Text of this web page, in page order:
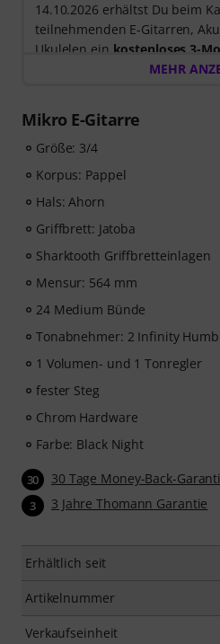
14.10.2026 erhältst Du beim
teilnehmenden E-Gitarren,
Ukulelen ein kostenloses 3-
einen Onlinekurs von
zugesendet. Das music2me
automatisch.
Music2Me, dein Online-
pädagogischen Konzept von
Ausgezeichnet mit dem
2025/2026 in der Kategorie “E-
Instrumentalunterricht”! Mit
Videolektionen für Anfänger
Pop, Rock und Blues bis Metal
persönlichem Support per
Übungsfunktion, Zeitlupe und
MEHR
Mikro E-Gitarre
Größe: 3/4
Korpus: Pappel
Hals: Ahorn
Griffbrett: Jatoba
Sharktooth Griffbretteinlagen
Mensur: 564 mm
24 Medium Bünde
Tonabnehmer: 2 Infinity
1 Volumen- und 1 Tonregler
fester Steg
Chrom Hardware
Farbe: Black Night
30 30 Tage Money-Back-
3 3 Jahre Thomann Garantie
Erhältlich seit
Artikelnummer
Verkaufseinheit